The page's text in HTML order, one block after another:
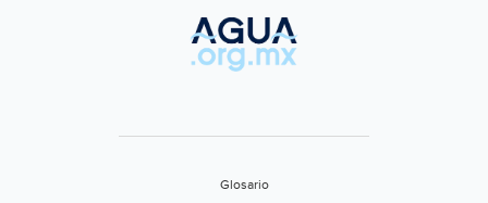
Glosario